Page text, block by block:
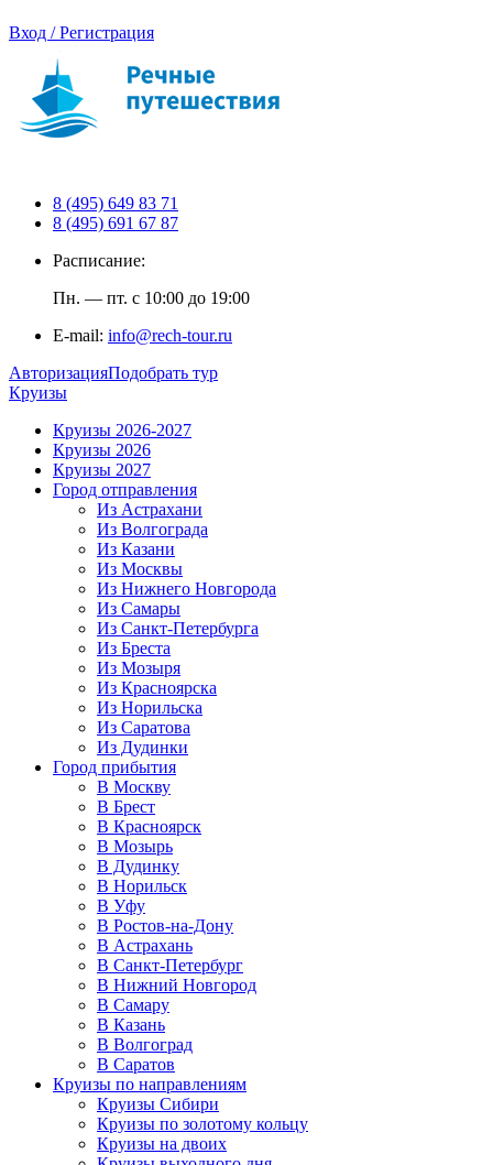
Вход / Регистрация
8 (495) 649 83 71
8 (495) 691 67 87
Расписание:
Пн. — пт. с 10:00 до 19:00
E-mail: info@rech-tour.ru
АвторизацияПодобрать тур
Круизы
Круизы 2026-2027
Круизы 2026
Круизы 2027
Город отправления
Из Астрахани
Из Волгограда
Из Казани
Из Москвы
Из Нижнего Новгорода
Из Самары
Из Санкт-Петербурга
Из Бреста
Из Мозыря
Из Красноярска
Из Норильска
Из Саратова
Из Дудинки
Город прибытия
В Москву
В Брест
В Красноярск
В Мозырь
В Дудинку
В Норильск
В Уфу
В Ростов-на-Дону
В Астрахань
В Санкт-Петербург
В Нижний Новгород
В Самару
В Казань
В Волгоград
В Саратов
Круизы по направлениям
Круизы Сибири
Круизы по золотому кольцу
Круизы на двоих